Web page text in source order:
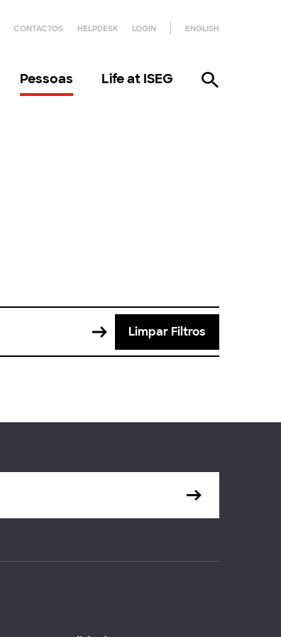
CONTACTOS HELPDESK LOGIN ENGLISH
Pessoas Life at ISEG
Limpar Filtros